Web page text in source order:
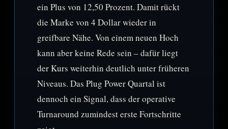
ein Plus von 12,50 Prozent. Damit rückt
die Marke von 4 Dollar wieder in
greifbare Nähe. Von einem neuen Hoch
kann aber keine Rede sein – dafür liegt
der Kurs weiterhin deutlich unter früheren
Niveaus. Das Plug Power Quartal ist
dennoch ein Signal, dass der operative
Turnaround zumindest erste Fortschritte